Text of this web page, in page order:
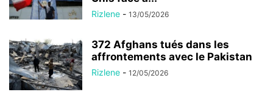
Rizlene - 13/05/2026
372 Afghans tués dans les
affrontements avec le Pakistan
Rizlene - 12/05/2026